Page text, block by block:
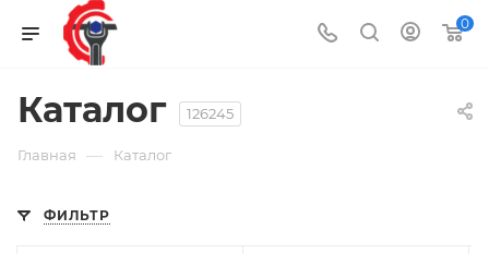
0
Каталог 126245
Главная — Каталог
ФИЛЬТР